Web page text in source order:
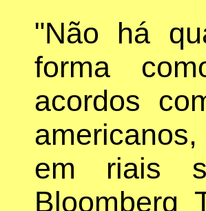
"Não há
forma
acordos
em riais
Bloomberg